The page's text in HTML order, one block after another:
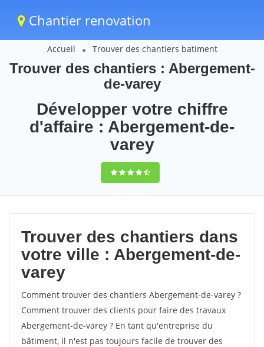
Chantier renovation
Accueil Trouver des chantiers batiment
Trouver des chantiers : Abergement-
de-varey
Développer votre chiffre
d'affaire : Abergement-de-
varey
9,5(100%)72
votes
Trouver des chantiers dans
votre ville : Abergement-de-
varey
Comment trouver des chantiers Abergement-de-varey ?
Comment trouver des clients pour faire des travaux
Abergement-de-varey ? En tant qu'entreprise du
bâtiment, il n'est pas toujours facile de trouver des